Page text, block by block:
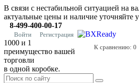
В связи с нестабильной ситуацией на
актуальные цены и наличие уточняйте
8-499-400-00-17
Войти Регистрация
К сравнению: 0
1000 и 1
преимущество вашей
торговли
в одной коробке.